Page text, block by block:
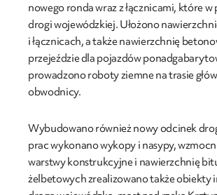
nowego ronda wraz z łącznicami, które w
drogi wojewódzkiej. Ułożono
i łącznicach, a także nawierzchnię
przejeździe dla pojazdów
prowadzono roboty ziemne na trasie
obwodnicy.
Wybudowano również nowy odcinek
prac wykonano wykopy i nasypy,
warstwy konstrukcyjne i nawierzchnię
żelbetowych zrealizowano także obiekty